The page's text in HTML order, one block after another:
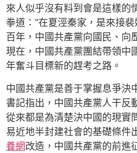
來人似乎沒有料到會是這樣的
拳道：“在夏涇秦家，是來接
百年，中國共產黨向國民、向
現在，中國共產黨團結帶領中
年奮斗目標新的趕考之路。
中國共產黨是善于掌握息爭決
書記指出，中國共產黨人干反
從來都是為清楚決中國的現實
易近地半封建社會的基礎條件
養網改造，中國共產黨的前進